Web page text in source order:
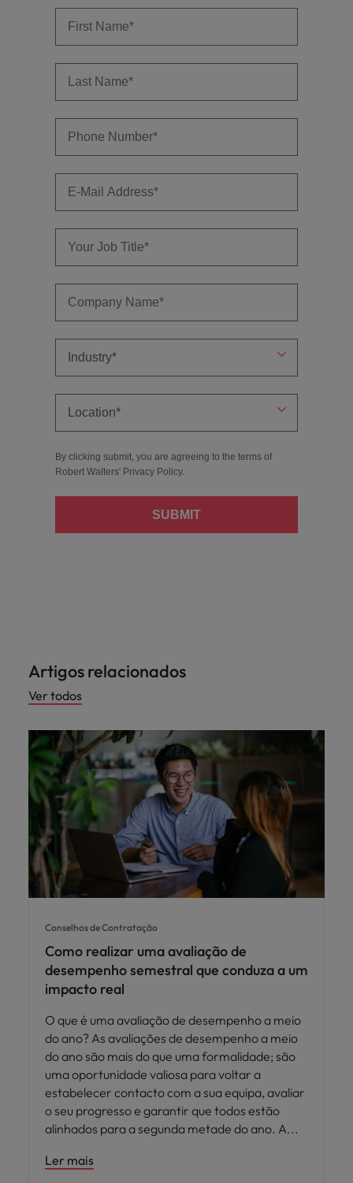
By clicking submit, you are agreeing to the terms of
Robert Walters' Privacy Policy.
SUBMIT
Artigos relacionados
Ver todos
Conselhos de Contratação
Como realizar uma avaliação de
desempenho semestral que conduza a um
impacto real
O que é uma avaliação de desempenho a meio
do ano? As avaliações de desempenho a meio
do ano são mais do que uma formalidade; são
uma oportunidade valiosa para voltar a
estabelecer contacto com a sua equipa, avaliar
o seu progresso e garantir que todos estão
alinhados para a segunda metade do ano. A
Ler mais